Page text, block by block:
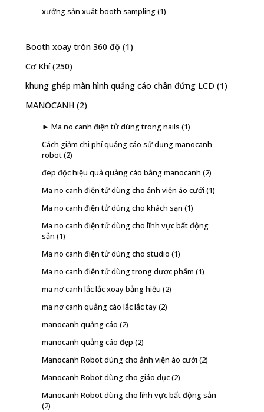
xưởng sản xuât booth sampling(1)
Booth xoay tròn 360 độ (1)
Cơ Khí (250)
khung ghép màn hình quảng cáo chân đứng LCD (1)
MANOCANH (2)
► Ma no canh điện tử dùng trong nails (1)
Cách giảm chi phí quảng cáo sử dụng manocanh
robot(2)
đep độc hiệu quả quảng cáo bằng manocanh (2)
Ma no canh điện tử dùng cho ảnh viện áo cưới (1)
Ma no canh điện tử dùng cho khách sạn (1)
Ma no canh điện tử dùng cho lĩnh vực bất động
sản (1)
Ma no canh điện tử dùng cho studio (1)
Ma no canh điện tử dùng trong dược phẩm (1)
ma nơ canh lắc lắc xoay bảng hiệu (2)
ma nơ canh quảng cáo lắc lắc tay(2)
manocanh quảng cáo (2)
manocanh quảng cáo đẹp (2)
Manocanh Robot dùng cho ảnh viện áo cưới (2)
Manocanh Robot dùng cho giáo dục(2)
Manocanh Robot dùng cho lĩnh vực bất động sản
(2)